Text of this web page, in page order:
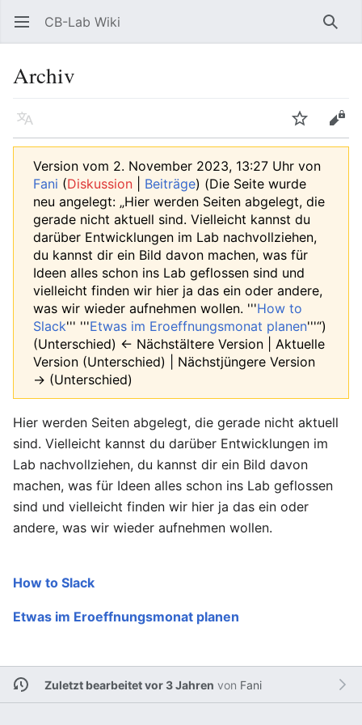
Hauptmenü öffnen CB-Lab Wiki
Archiv
Sprache Beobachten Bearbeiten
Version vom 2. November 2023, 13:27 Uhr von
Fani (Diskussion Beiträge) (Die Seite wurde
neu angelegt: „Hier werden Seiten abgelegt, die
gerade nicht aktuell sind. Vielleicht kannst du
darüber Entwicklungen im Lab nachvollziehen,
du kannst dir ein Bild davon machen, was für
Ideen alles schon ins Lab geflossen sind und
vielleicht finden wir hier ja das ein oder andere,
was wir wieder aufnehmen wollen. '''How to
Slack''' '''Etwas im Eroeffnungsmonat planen'''“)
(Unterschied) ← Nächstältere Version | Aktuelle
Version (Unterschied) | Nächstjüngere Version
→ (Unterschied)
Hier werden Seiten abgelegt, die gerade nicht aktuell
sind. Vielleicht kannst du darüber Entwicklungen im
Lab nachvollziehen, du kannst dir ein Bild davon
machen, was für Ideen alles schon ins Lab geflossen
sind und vielleicht finden wir hier ja das ein oder
andere, was wir wieder aufnehmen wollen.
How to Slack
Etwas im Eroeffnungsmonat planen
Zuletzt bearbeitet vor 3 Jahren von Fani